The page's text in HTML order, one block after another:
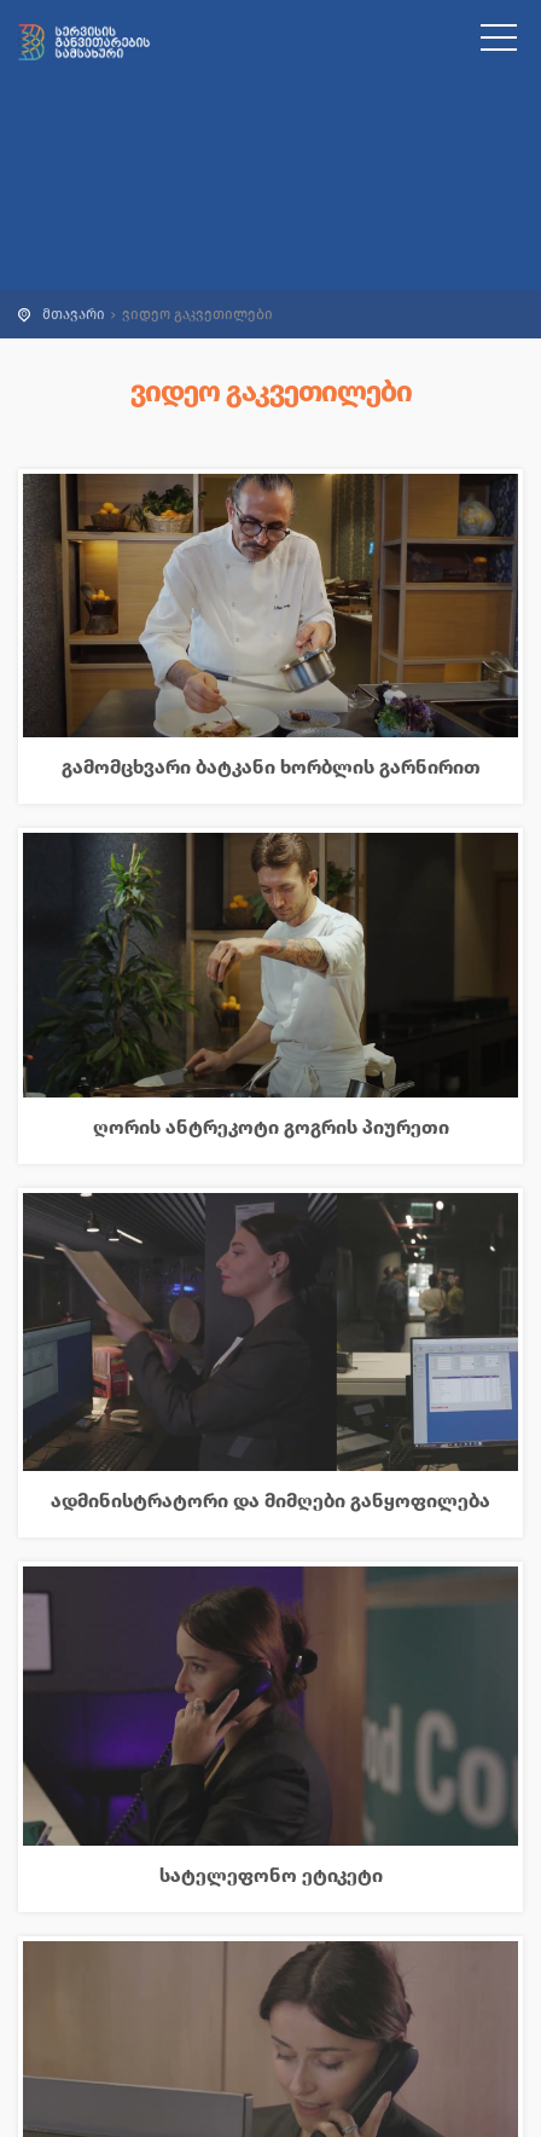
მთავარი ვიდეო გაკვეთილები
ᲕᲘᲓᲔᲝ ᲒᲐᲙᲕᲔᲗᲘᲚᲔᲑᲘ
გამომცხვარი ბატკანი ხორბლის გარნირით
ღორის ანტრეკოტი გოგრის პიურეთი
ადმინისტრატორი და მიმღები განყოფილება
სატელეფონო ეტიკეტი